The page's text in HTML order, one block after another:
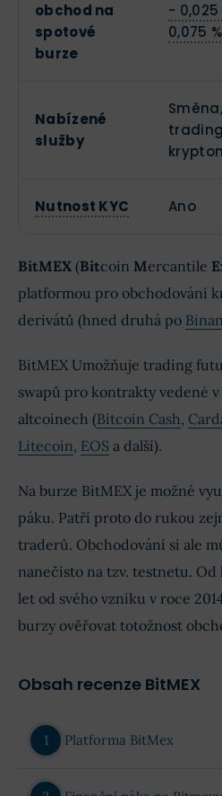
obchod na
spotové
burze
-
0,075
Nabízené
služby
Nutnost KYC Ano
BitMEX (Bitcoin Mercantile
platformou pro obchodování
derivátů (hned druhá po
BitMEX Umožňuje trading
swapů pro kontrakty vedené
altcoinech (Bitcoin Cash,
Litecoin, EOS a další).
Na burze BitMEX je možné
páku. Patří proto do rukou
traderů. Obchodování si ale
nanečisto na tzv. testnetu.
let od svého vzniku v roce
burzy ověřovat totožnost
Obsah recenze BitMEX
Platforma BitMex